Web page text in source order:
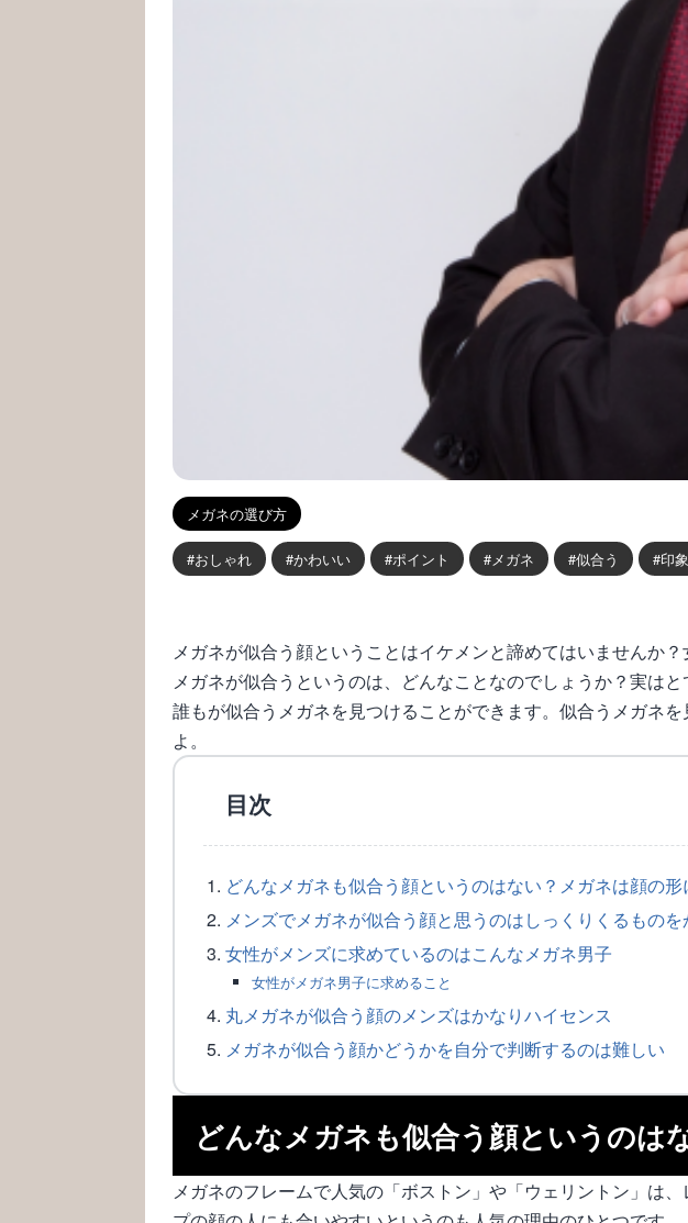
メガネの選び方
おしゃれ かわいい ポイント メガネ 似合う 印象
メガネが似合う顔ということはイケメンと諦めてはいませんか
メガネが似合うというのは、どんなことなのでしょうか？実はと
誰もが似合うメガネを見つけることができます。似合うメガネ
よ。
目次
どんなメガネも似合う顔というのはない？メガネは顔の
メンズでメガネが似合う顔と思うのはしっくりくるものを
女性がメンズに求めているのはこんなメガネ男子
女性がメガネ男子に求めること
丸メガネが似合う顔のメンズはかなりハイセンス
メガネが似合う顔かどうかを自分で判断するのは難しい
どんなメガネも似合う顔というのは
メガネのフレームで人気の「ボストン」や「ウェリントン」は